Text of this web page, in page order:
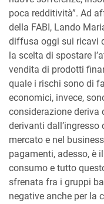
poca redditività”. Ad
della FABI, Lando
diffusa oggi sui ricavi
la scelta di spostare
vendita di prodotti
quale i rischi sono di
economici, invece,
considerazione
derivanti
mercato e nel
pagamenti, adesso, è
consumo e tutto
sfrenata fra i gruppi
negative anche per la